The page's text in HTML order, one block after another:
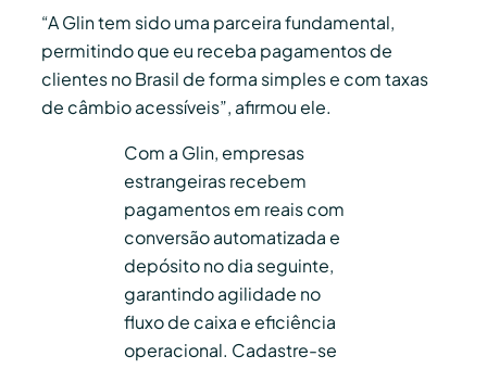
“A Glin tem sido uma parceira fundamental,
permitindo que eu receba pagamentos de
clientes no Brasil de forma simples e com taxas
de câmbio acessíveis”, afirmou ele.
Com a Glin, empresas
estrangeiras recebem
pagamentos em reais com
conversão automatizada e
depósito no dia seguinte,
garantindo agilidade no
fluxo de caixa e eficiência
operacional. Cadastre-se